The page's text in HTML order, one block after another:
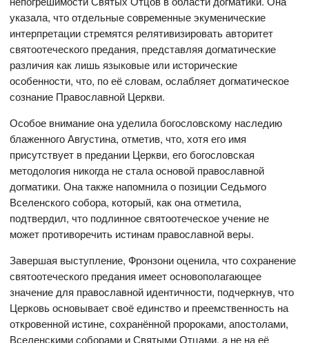
указала, что отдельные современные экуменические
интерпретации стремятся релятивизировать авторитет
святоотеческого предания, представляя догматические
различия как лишь языковые или исторические
особенности, что, по её словам, ослабляет догматическое
сознание Православной Церкви.
Особое внимание она уделила богословскому наследию
блаженного Августина, отметив, что, хотя его имя
присутствует в предании Церкви, его богословская
методология никогда не стала основой православной
догматики. Она также напомнила о позиции Седьмого
Вселенского собора, который, как она отметила,
подтвердил, что подлинное святоотеческое учение не
может противоречить истинам православной веры.
Завершая выступление, Фронзони оценила, что сохранение
святоотеческого предания имеет основополагающее
значение для православной идентичности, подчеркнув, что
Церковь основывает своё единство и преемственность на
откровенной истине, сохранённой пророками, апостолами,
Вселенскими соборами и Святыми Отцами, а не на её